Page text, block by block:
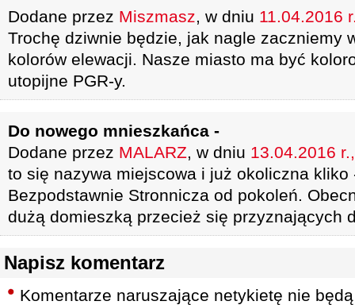
Dodane przez Miszmasz, w dniu 11.04.2016
Trochę dziwnie będzie, jak nagle zaczniemy
kolorów elewacji. Nasze miasto ma być
utopijne PGR-y.
Do nowego mnieszkańca -
Dodane przez MALARZ, w dniu 13.04.2016
to się nazywa miejscowa i już okoliczna kliko
Bezpodstawnie Stronnicza od pokoleń.
dużą domieszką przecież się przyznających
Napisz komentarz
Komentarze naruszające netykietę nie